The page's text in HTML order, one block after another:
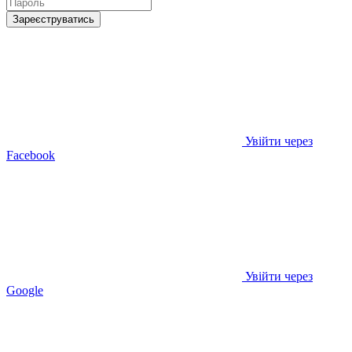
Зареєструватись
Увійти через
Facebook
Увійти через
Google